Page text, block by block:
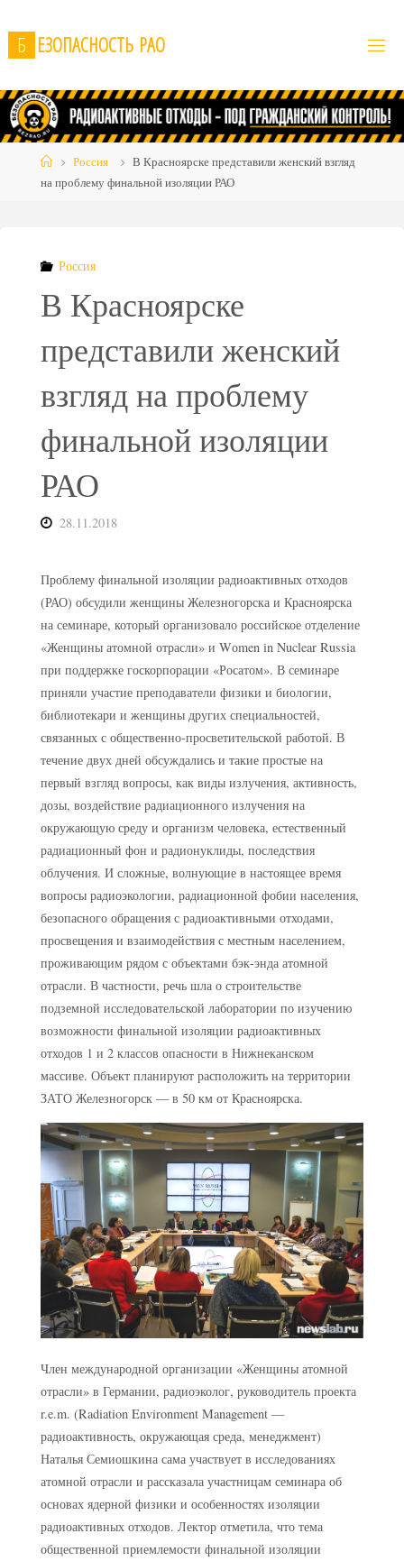
to
content
Б ЕЗОПАСНОСТЬ РАО
HomeРоссия
В Красноярске представили женский взгляд
на проблему финальной изоляции РАО
Россия
В Красноярске
представили женский
взгляд на проблему
финальной изоляции
РАО
28.11.2018
Проблему финальной изоляции радиоактивных отходов
(РАО) обсудили женщины Железногорска и Красноярска
на семинаре, который организовало российское отделение
«Женщины атомной отрасли» и Wоmen in Nuclear Russia
при поддержке госкорпорации «Росатом». В семинаре
приняли участие преподаватели физики и биологии,
библиотекари и женщины других специальностей,
связанных с общественно-просветительской работой. В
течение двух дней обсуждались и такие простые на
первый взгляд вопросы, как виды излучения, активность,
дозы, воздействие радиационного излучения на
окружающую среду и организм человека, естественный
радиационный фон и радионуклиды, последствия
облучения. И сложные, волнующие в настоящее время
вопросы радиоэкологии, радиационной фобии населения,
безопасного обращения с радиоактивными отходами,
просвещения и взаимодействия с местным населением,
проживающим рядом с объектами бэк-энда атомной
отрасли. В частности, речь шла о строительстве
подземной исследовательской лаборатории по изучению
возможности финальной изоляции радиоактивных
отходов 1 и 2 классов опасности в Нижнеканском
массиве. Объект планируют расположить на территории
ЗАТО Железногорск — в 50 км от Красноярска.
Член международной организации «Женщины атомной
отрасли» в Германии, радиоэколог, руководитель проекта
r.e.m. (Radiation Environment Management —
радиоактивность, окружающая среда, менеджмент)
Наталья Семиошкина сама участвует в исследованиях
атомной отрасли и рассказала участницам семинара об
основах ядерной физики и особенностях изоляции
радиоактивных отходов. Лектор отметила, что тема
общественной приемлемости финальной изоляции